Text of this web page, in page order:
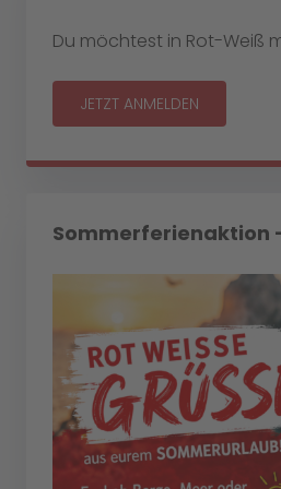
Du möchtest in Rot-Weiß
JETZT ANMELDEN
Sommerferienaktion